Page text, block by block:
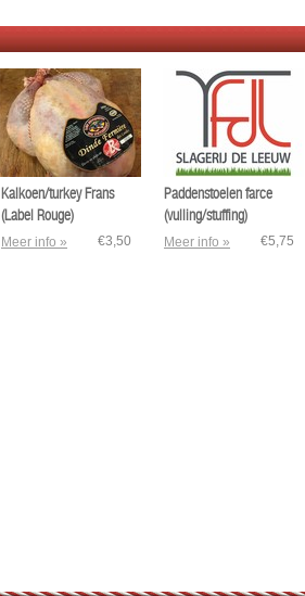
Kalkoen/turkey Frans
(Label Rouge)
Meer info » €3,50
Paddenstoelen farce
(vulling/stuffing)
Meer info » €5,75